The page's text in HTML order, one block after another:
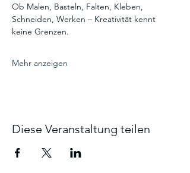
Ob Malen, Basteln, Falten, Kleben,
Schneiden, Werken – Kreativität kennt
keine Grenzen.
Mehr anzeigen
Diese Veranstaltung teilen